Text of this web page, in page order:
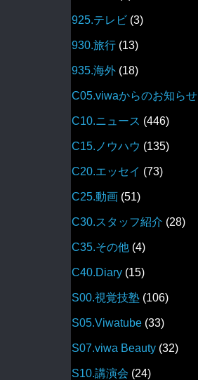
925.テレビ (3)
930.旅行 (13)
935.海外 (18)
C05.viwaからのお知らせ
C10.ニュース (446)
C15.ノウハウ (135)
C20.エッセイ (73)
C25.動画 (51)
C30.スタッフ紹介 (28)
C35.その他 (4)
C40.Diary (15)
S00.視覚技塾 (106)
S05.Viwatube (33)
S07.viwa Beauty (32)
S10.講演会 (24)